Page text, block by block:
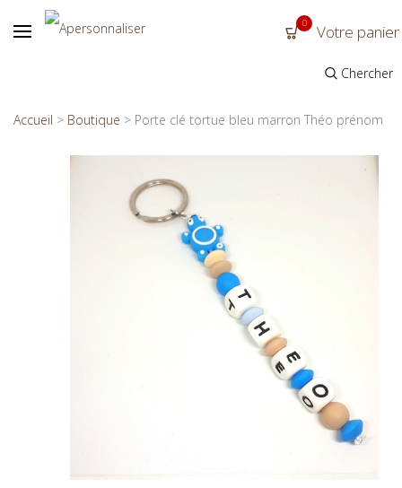
0 Votre panier
Chercher
Accueil > Boutique > Porte clé tortue bleu marron Théo prénom